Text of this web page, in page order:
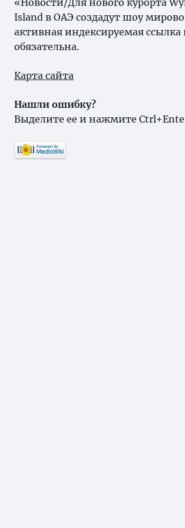
«Новости/Для нового курорта
Island в ОАЭ создадут шоу
активная индексируемая
обязательна.
Карта сайта
Нашли ошибку?
Выделите ее и нажмите